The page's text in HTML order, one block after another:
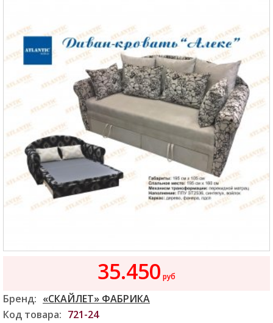
35.450 руб
Бренд: «СКАЙЛЕТ» ФАБРИКА
Код товара: 721-24